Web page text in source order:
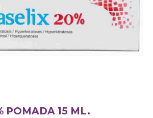
POMADA 15 ML.